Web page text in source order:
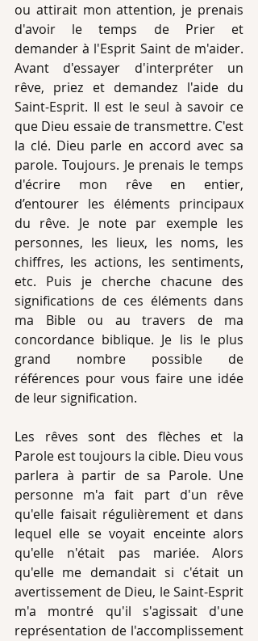
ou attirait mon attention, je prenais
d'avoir le temps de Prier et
demander à l'Esprit Saint de m'aider.
Avant d'essayer d'interpréter un
rêve, priez et demandez l'aide du
Saint-Esprit. Il est le seul à savoir ce
que Dieu essaie de transmettre. C'est
la clé. Dieu parle en accord avec sa
parole. Toujours. Je prenais le temps
d'écrire mon rêve en entier,
d’entourer les éléments principaux
du rêve. Je note par exemple les
personnes, les lieux, les noms, les
chiffres, les actions, les sentiments,
etc. Puis je cherche chacune des
significations de ces éléments dans
ma Bible ou au travers de ma
concordance biblique. Je lis le plus
grand nombre possible de
références pour vous faire une idée
de leur signification.
Les rêves sont des flèches et la
Parole est toujours la cible. Dieu vous
parlera à partir de sa Parole. Une
personne m'a fait part d'un rêve
qu'elle faisait régulièrement et dans
lequel elle se voyait enceinte alors
qu'elle n'était pas mariée. Alors
qu'elle me demandait si c'était un
avertissement de Dieu, le Saint-Esprit
m'a montré qu'il s'agissait d'une
représentation de l'accomplissement